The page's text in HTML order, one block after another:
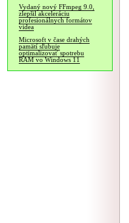
Vydaný nový FFmpeg 9.0,
zlepšil akceleráciu
profesionálnych formátov
videa
Microsoft v čase drahých
pamätí sľubuje
optimalizovať spotrebu
RAM vo Windows 11